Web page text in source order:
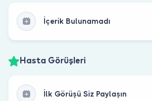
İçerik Bulunamadı
Hasta Görüşleri
İlk Görüşü Siz Paylaşın